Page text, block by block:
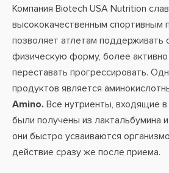
Компания Biotech USA Nutrition
высококачественным спортивным
позволяет атлетам поддерживать
физическую форму, более активно
переставать прогрессировать.
продуктов является
Amino. Все нутриенты, входящие
были получены из лактальбумина
они быстро усваиваются
действие сразу же после приема.